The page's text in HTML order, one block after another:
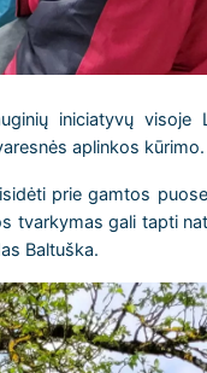
iniciatyvų visoje
aplinkos kūrimo.
prie gamtos
tvarkymas gali tapti
Baltuška.